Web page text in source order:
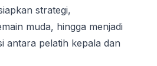
strategi,
muda, hingga menjadi
antara pelatih kepala dan